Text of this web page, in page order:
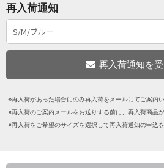
再入荷通知
※再入荷があった場合にのみ再入荷をメールにてご案内い
※再入荷のご案内メールをお送りする前に、再入荷商品
※再入荷をご希望のサイズを選択して再入荷通知の申込を